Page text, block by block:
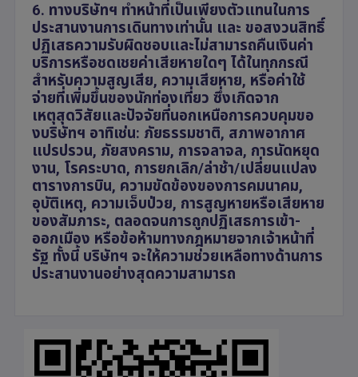
6. ทางบริษัทฯ ทำหน้าที่เป็นเพียงตัวแทนในการ
ประสานงานการเดินทางเท่านั้น และ ขอสงวนสิทธิ์
ปฏิเสธความรับผิดชอบและไม่สามารถคืนเงินค่า
บริการหรือชดเชยค่าเสียหายใดๆ ได้ในทุกกรณี
สำหรับความสูญเสีย, ความเสียหาย, หรือค่าใช้
จ่ายที่เพิ่มขึ้นของนักท่องเที่ยว ซึ่งเกิดจาก
เหตุสุดวิสัยและปัจจัยที่นอกเหนือการควบคุมขอ
งบริษัทฯ อาทิเช่น: ภัยธรรมชาติ, สภาพอากาศ
แปรปรวน, ภัยสงคราม, การจลาจล, การนัดหยุด
งาน, โรคระบาด, การยกเลิก/ล่าช้า/เปลี่ยนแปลง
ตารางการบิน, ความขัดข้องของการคมนาคม,
อุบัติเหตุ, ความเจ็บป่วย, การสูญหายหรือเสียหาย
ของสัมภาระ, ตลอดจนการถูกปฏิเสธการเข้า-
ออกเมือง หรือข้อห้ามทางกฎหมายจากเจ้าหน้าที่
รัฐ ทั้งนี้ บริษัทฯ จะให้ความช่วยเหลือทางด้านการ
ประสานงานอย่างสุดความสามารถ